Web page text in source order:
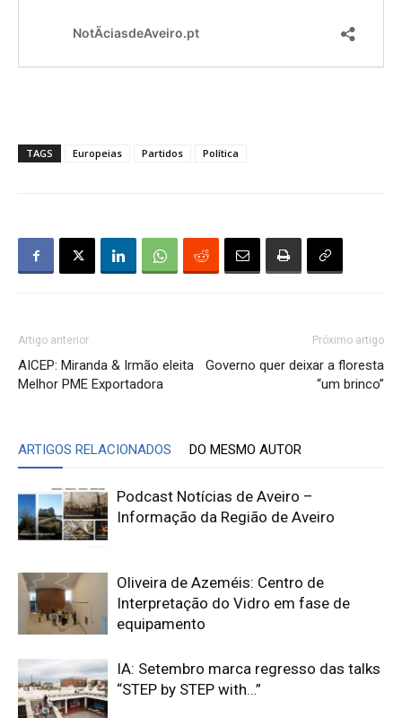
TAGS Europeias Partidos Política
Artigo anterior
AICEP: Miranda & Irmão eleita
Melhor PME Exportadora
Próximo artigo
Governo quer deixar a floresta
“um brinco”
ARTIGOS RELACIONADOS DO MESMO AUTOR
Podcast Notícias de Aveiro –
Informação da Região de Aveiro
Oliveira de Azeméis: Centro de
Interpretação do Vidro em fase de
equipamento
IA: Setembro marca regresso das talks
“STEP by STEP with…”